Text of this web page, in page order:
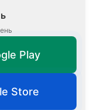
Play
Store